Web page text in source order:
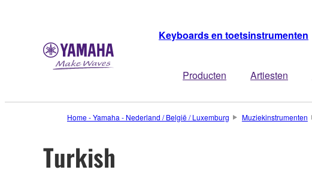
Keyboards en toetsinstrumenten
Producten Artiesten
Home - Yamaha - Nederland / België / Luxemburg Muziekinstrumenten
Turkish